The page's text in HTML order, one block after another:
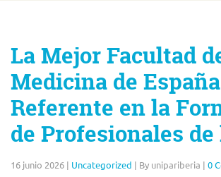
La Mejor Facultad
Medicina de
Referente en la
de Profesionales
16 junio 2026 | Uncategorized | By unipariberia | 0